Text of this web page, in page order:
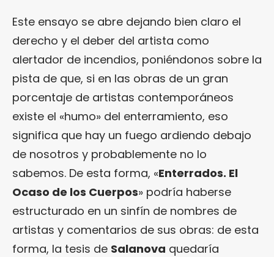
Este ensayo se abre dejando bien claro el
derecho y el deber del artista como
alertador de incendios, poniéndonos sobre la
pista de que, si en las obras de un gran
porcentaje de artistas contemporáneos
existe el «humo» del enterramiento, eso
significa que hay un fuego ardiendo debajo
de nosotros y probablemente no lo
sabemos. De esta forma, «Enterrados. El
Ocaso de los Cuerpos» podría haberse
estructurado en un sinfín de nombres de
artistas y comentarios de sus obras: de esta
forma, la tesis de Salanova quedaría